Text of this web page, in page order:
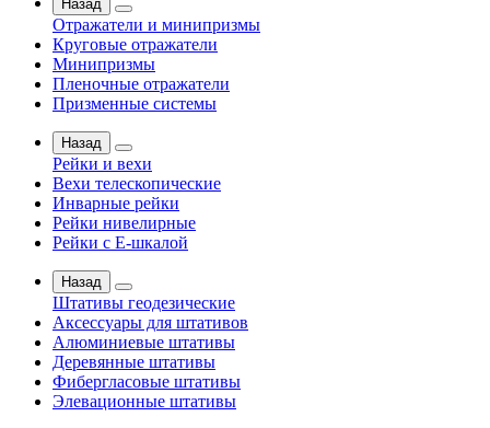
Назад
Отражатели и минипризмы
Круговые отражатели
Минипризмы
Пленочные отражатели
Призменные системы
Назад
Рейки и вехи
Вехи телескопические
Инварные рейки
Рейки нивелирные
Рейки с Е-шкалой
Назад
Штативы геодезические
Аксессуары для штативов
Алюминиевые штативы
Деревянные штативы
Фибергласовые штативы
Элевационные штативы